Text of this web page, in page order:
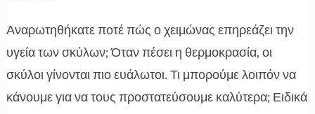
Αναρωτηθήκατε ποτέ πώς ο χειμώνας επηρεάζει την
υγεία των σκύλων; Όταν πέσει η θερμοκρασία, οι
σκύλοι γίνονται πιο ευάλωτοι. Τι μπορούμε λοιπόν να
κάνουμε για να τους προστατεύσουμε καλύτερα; Ειδικά